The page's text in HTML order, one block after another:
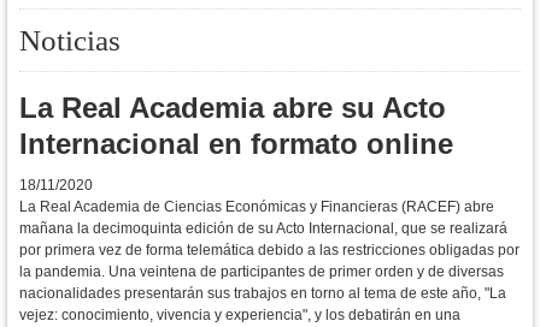
Noticias
La Real Academia abre su Acto
Internacional en formato online
18/11/2020
La Real Academia de Ciencias Económicas y Financieras (RACEF) abre
mañana la decimoquinta edición de su Acto Internacional, que se realizará
por primera vez de forma telemática debido a las restricciones obligadas por
la pandemia. Una veintena de participantes de primer orden y de diversas
nacionalidades presentarán sus trabajos en torno al tema de este año, "La
vejez: conocimiento, vivencia y experiencia", y los debatirán en una